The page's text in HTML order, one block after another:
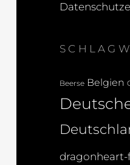
Beerse Belgien
dragonheart-